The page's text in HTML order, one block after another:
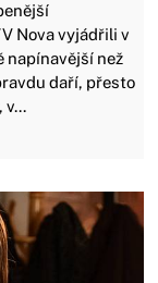
Nova vyjádřili v
napínavější než
daří, přesto
v...